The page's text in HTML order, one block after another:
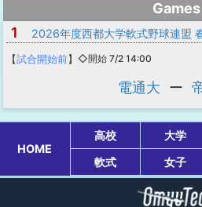
Games
1
【試合開始前】 ◇開始 7/2 14:00
電通大 ー
HOME
高校 大学
軟式
女子